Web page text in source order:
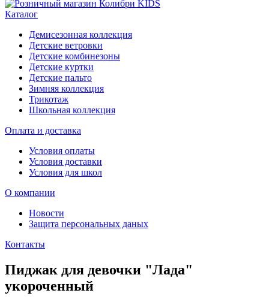
Каталог
Демисезонная коллекция
Детские ветровки
Детские комбинезоны
Детские куртки
Детские пальто
Зимняя коллекция
Трикотаж
Школьная коллекция
Оплата и доставка
Условия оплаты
Условия доставки
Условия для школ
О компании
Новости
Защита персональных даных
Контакты
Пиджак для девочки "Лада"
укороченный